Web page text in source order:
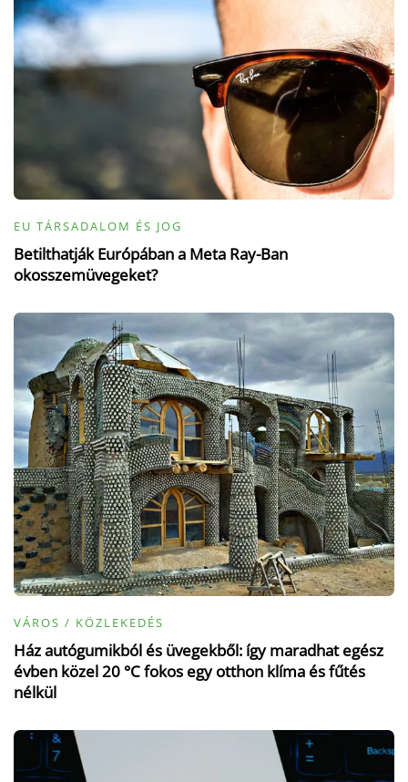
EU TÁRSADALOM ÉS JOG
Betilthatják Európában a Meta Ray-Ban
okosszemüvegeket?
VÁROS / KÖZLEKEDÉS
Ház autógumikból és üvegekből: így maradhat egész
évben közel 20 °C fokos egy otthon klíma és fűtés
nélkül